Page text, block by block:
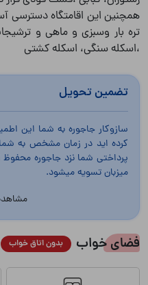
همچنین این اقامتگاه دسترسی
تره بار وسبزی و ماهی و
،اسکله سنگی، اسکله کشتی
تضمین تحویل
سازوکار جاجوره به شما این
کرده اید در زمان مشخص به
پرداختی شما نزد جاجوره
میزبان تسویه میشود.
فضای خواب بدون اتاق خواب